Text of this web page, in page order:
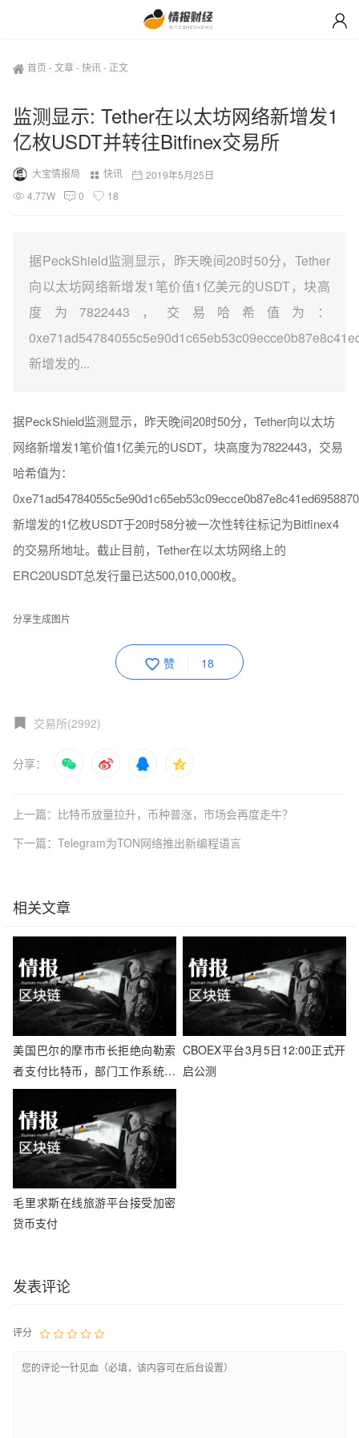
首页 -文章-快讯- 正文
监测显示: Tether在以太坊网络新增发1
亿枚USDT并转往Bitfinex交易所
大宝情报局 快讯
2019年5月25日
4.77W
0 18
据PeckShield监测显示，昨天晚间20时50分，Tether
向以太坊网络新增发1笔价值1亿美元的USDT，块高
度为7822443，交易哈希值为：
新增发的...
据PeckShield监测显示，昨天晚间20时50分，Tether向以太坊
网络新增发1笔价值1亿美元的USDT，块高度为7822443，交易
哈希值为：
新增发的1亿枚USDT于20时58分被一次性转往标记为Bitfinex4
的交易所地址。截止目前，Tether在以太坊网络上的
ERC20USDT总发行量已达500,010,000枚。
分享生成图片
赞 18
交易所(2992)
分享：
上一篇：比特币放量拉升，币种普涨，市场会再度走牛？
下一篇：Telegram为TON网络推出新编程语言
相关文章
美国巴尔的摩市市长拒绝向勒索
者支付比特币，部门工作系统受
到影响
CBOEX平台3月5日12:00正式开
启公测
毛里求斯在线旅游平台接受加密
货币支付
发表评论
评分